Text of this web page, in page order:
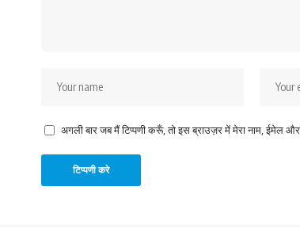
अगली बार जब मैं टिप्पणी करूँ, तो इस ब्राउज़र में मेरा नाम, ईमेल